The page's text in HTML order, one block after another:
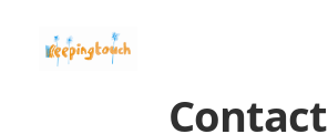
Contact